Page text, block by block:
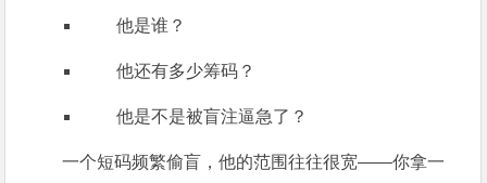
他是谁？
他还有多少筹码？
他是不是被盲注逼急了？
一个短码频繁偷盲，他的范围往往很宽——你拿一